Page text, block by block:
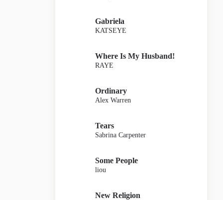
Gabriela
KATSEYE
Where Is My Husband!
RAYE
Ordinary
Alex Warren
Tears
Sabrina Carpenter
Some People
liou
New Religion